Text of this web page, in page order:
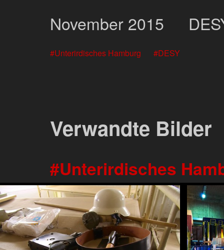
November 2015
Unterirdisches Hamburg DESY
Verwandte Bilder
Unterirdisches